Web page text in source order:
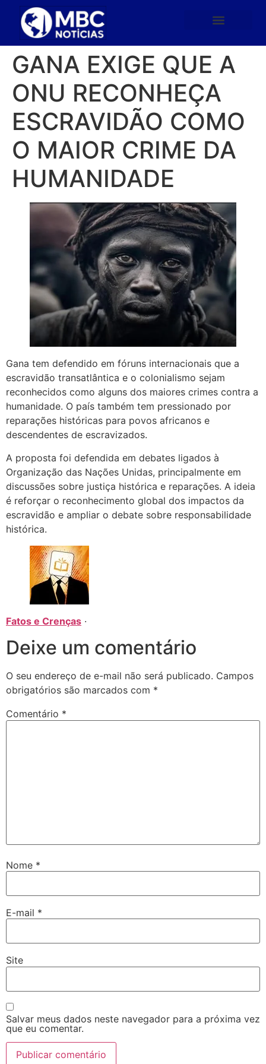
GANA EXIGE QUE A
ONU RECONHEÇA
ESCRAVIDÃO COMO
O MAIOR CRIME DA
HUMANIDADE
Gana tem defendido em fóruns internacionais que a
escravidão transatlântica e o colonialismo sejam
reconhecidos como alguns dos maiores crimes contra a
humanidade. O país também tem pressionado por
reparações históricas para povos africanos e
descendentes de escravizados.
A proposta foi defendida em debates ligados à
Organização das Nações Unidas, principalmente em
discussões sobre justiça histórica e reparações. A ideia
é reforçar o reconhecimento global dos impactos da
escravidão e ampliar o debate sobre responsabilidade
histórica.
Fatos e Crenças ·
Deixe um comentário
O seu endereço de e-mail não será publicado. Campos
obrigatórios são marcados com *
Comentário *
Nome *
E-mail *
Site
Salvar meus dados neste navegador para a próxima vez
que eu comentar.